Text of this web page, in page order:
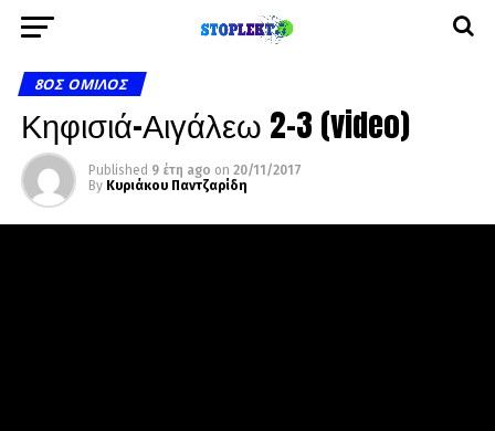
8ΟΣ ΌΜΙΛΟΣ
Κηφισιά-Αιγάλεω 2-3 (video)
Published 9 έτη ago on 20/11/2017
By Κυριάκου Παντζαρίδη